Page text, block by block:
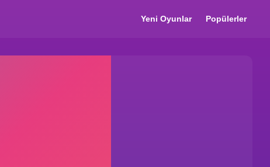
Yeni Oyunlar Popülerler